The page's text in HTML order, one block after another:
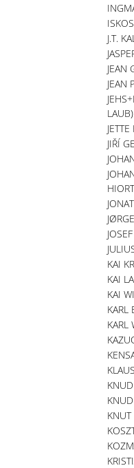
J.T.
JEAN
JEAN
LAUB)
JIŘÍ
KAI
KAI
KAI
KARL
KARL
KNUT